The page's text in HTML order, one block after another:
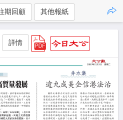
期回顧 其他報紙
詳情